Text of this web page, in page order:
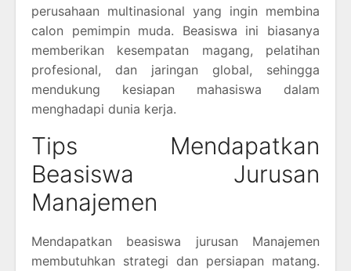
perusahaan multinasional yang ingin membina
calon pemimpin muda. Beasiswa ini biasanya
memberikan kesempatan magang, pelatihan
profesional, dan jaringan global, sehingga
mendukung kesiapan mahasiswa dalam
menghadapi dunia kerja.
Tips Mendapatkan
Beasiswa Jurusan
Manajemen
Mendapatkan beasiswa jurusan Manajemen
membutuhkan strategi dan persiapan matang.